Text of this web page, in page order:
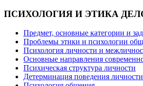
ПСИХОЛОГИЯ И ЭТИКА
Предмет, основные категории и
Проблемы этики и психологии
Психология личности и
Основные направления
Психическая структура личности
Детерминация поведения